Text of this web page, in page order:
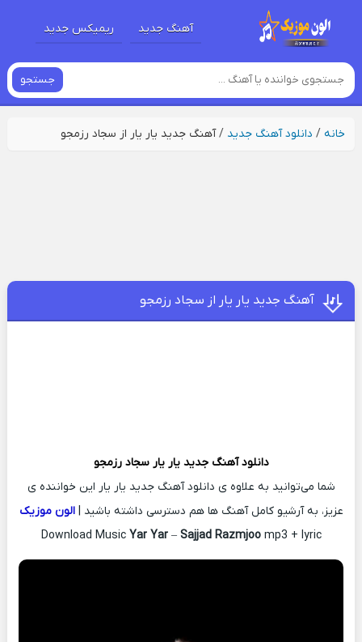
آهنگ جدید ریمیکس جدید
جستجو
خانه/ دانلود آهنگ جدید /آهنگ جدید یار یار از سجاد رزمجو
آهنگ جدید یار یار از سجاد رزمجو
دانلود آهنگ جدید یار یارسجاد رزمجو
شما می‌توانید به علاوه ی دانلود آهنگ جدید یار یار این خواننده ی
عزیز، به آرشیو کامل آهنگ ها هم دسترسی داشته باشید |الون موزیک
Download Music Yar Yar– Sajjad Razmjoomp3 + lyric